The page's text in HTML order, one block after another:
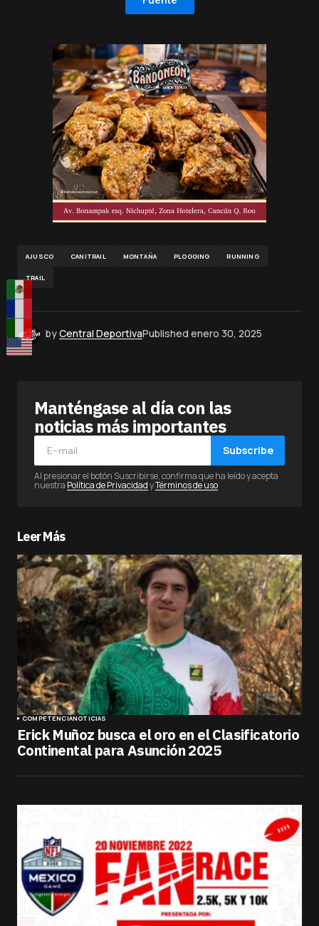
AJUSCO CANITRAIL MONTAÑA PLOGGING RUNNING
TRAIL
byCentral DeportivaPublished enero 30, 2025
Manténgase al día con las
noticias más importantes
Subscribe
Al presionar el botón Suscribirse, confirma que ha leído y acepta
nuestra Política de PrivacidadyTérminos de uso
Leer Más
COMPETENCIANOTICIAS
Erick Muñoz busca el oro en el Clasificatorio
Continental para Asunción 2025